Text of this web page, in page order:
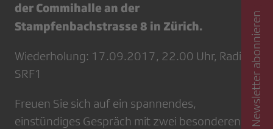
der Commihalle an der
Stampfenbachstrasse 8 in Zürich.
Wiederholung: 17.09.2017, 22.00 Uhr, Radio
SRF1
Freuen Sie sich auf ein spannendes,
einstündiges Gespräch mit zwei besonderen
Newsletter abonnieren